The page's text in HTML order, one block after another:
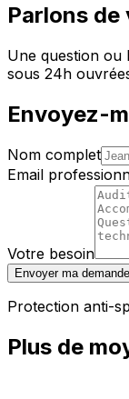
Parlons
Une question ou
sous 24h
Envoyez-
Nom complet
Email
Votre besoin
Envoyer ma demande
Protection anti-
Plus de